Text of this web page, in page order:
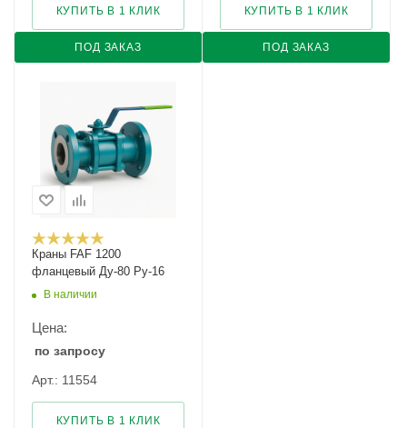
ПОД ЗАКАЗ
КУПИТЬ В 1 КЛИК
ПОД ЗАКАЗ
КУПИТЬ В 1 КЛИК
Краны FAF 1200
фланцевый Ду-80 Ру-16
В наличии
Цена:
по запросу
Арт.: 11554
КУПИТЬ В 1 КЛИК